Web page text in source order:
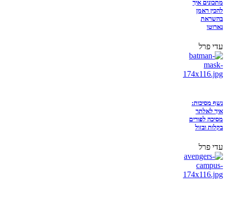
מתכונים איך
להכין ראמן
בהשראת
נארוטו
עדי פרל
נשף מסיכות:
איך לאלתר
מסיכה לפורים
בקלות ובזול
עדי פרל